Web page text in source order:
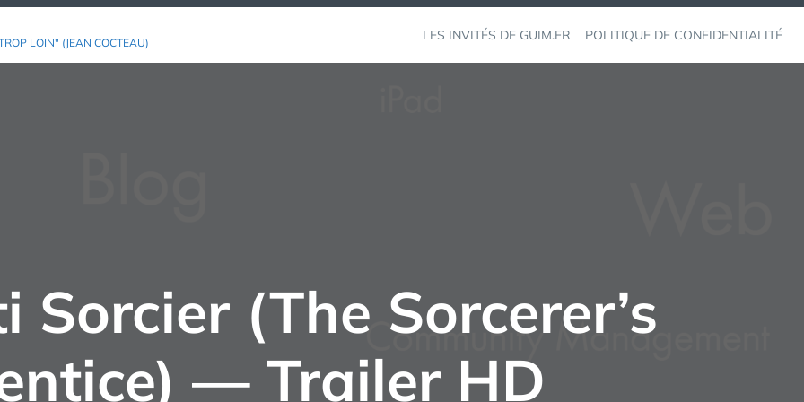
LOIN" (JEAN COCTEAU) LES INVITÉS DE GUIM.FR POLITIQUE DE CONFIDENTIALITÉ
Sorcier (The Sorcerer’s
— Trailer HD